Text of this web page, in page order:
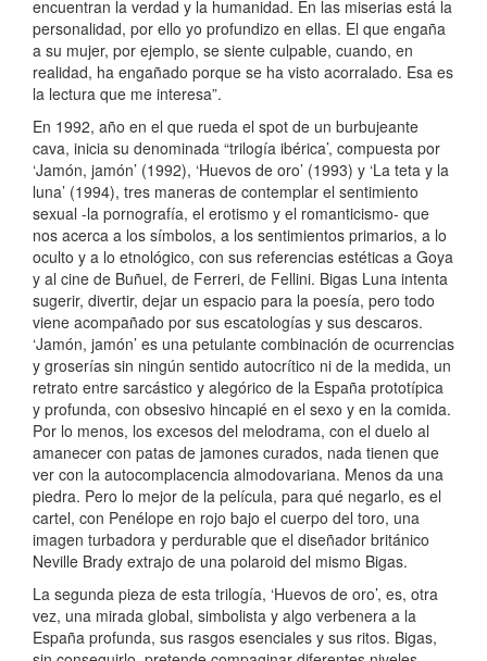
encuentran la verdad y la humanidad. En las miserias está la
personalidad, por ello yo profundizo en ellas. El que engaña
a su mujer, por ejemplo, se siente culpable, cuando, en
realidad, ha engañado porque se ha visto acorralado. Esa es
la lectura que me interesa”.
En 1992, año en el que rueda el spot de un burbujeante
cava, inicia su denominada “trilogía ibérica’, compuesta por
‘Jamón, jamón’ (1992), ‘Huevos de oro’ (1993) y ‘La teta y la
luna’ (1994), tres maneras de contemplar el sentimiento
sexual -la pornografía, el erotismo y el romanticismo- que
nos acerca a los símbolos, a los sentimientos primarios, a lo
oculto y a lo etnológico, con sus referencias estéticas a Goya
y al cine de Buñuel, de Ferreri, de Fellini. Bigas Luna intenta
sugerir, divertir, dejar un espacio para la poesía, pero todo
viene acompañado por sus escatologías y sus descaros.
‘Jamón, jamón’ es una petulante combinación de ocurrencias
y groserías sin ningún sentido autocrítico ni de la medida, un
retrato entre sarcástico y alegórico de la España prototípica
y profunda, con obsesivo hincapié en el sexo y en la comida.
Por lo menos, los excesos del melodrama, con el duelo al
amanecer con patas de jamones curados, nada tienen que
ver con la autocomplacencia almodovariana. Menos da una
piedra. Pero lo mejor de la película, para qué negarlo, es el
cartel, con Penélope en rojo bajo el cuerpo del toro, una
imagen turbadora y perdurable que el diseñador británico
Neville Brady extrajo de una polaroid del mismo Bigas.
La segunda pieza de esta trilogía, ‘Huevos de oro’, es, otra
vez, una mirada global, simbolista y algo verbenera a la
España profunda, sus rasgos esenciales y sus ritos. Bigas,